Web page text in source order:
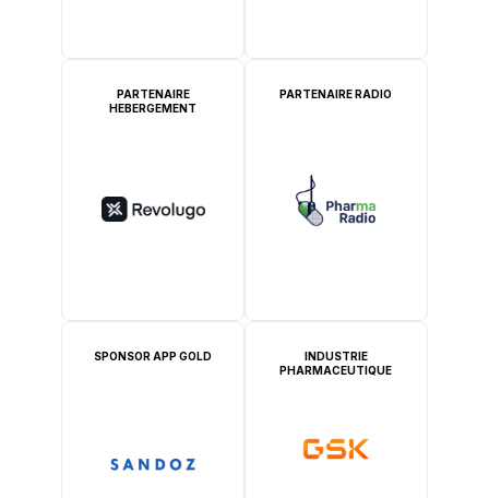
PARTENAIRE
HEBERGEMENT
PARTENAIRE RADIO
SPONSOR APP GOLD
INDUSTRIE
PHARMACEUTIQUE